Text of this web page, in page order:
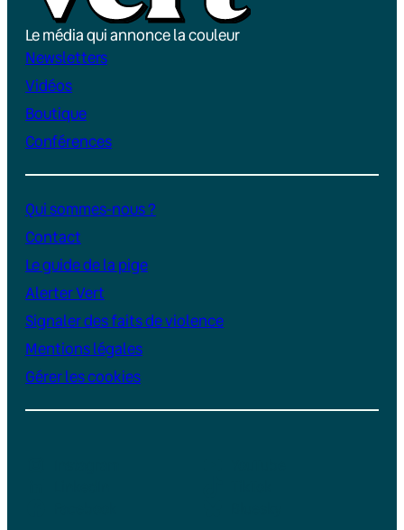
Le média qui annonce la couleur
Newsletters
Vidéos
Boutique
Conférences
Qui sommes-nous ?
Contact
Le guide de la pige
Alerter Vert
Signaler des faits de violence
Mentions légales
Gérer les cookies